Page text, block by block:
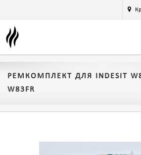
РЕМКОМПЛЕКТ ДЛЯ INDESIT
W83FR